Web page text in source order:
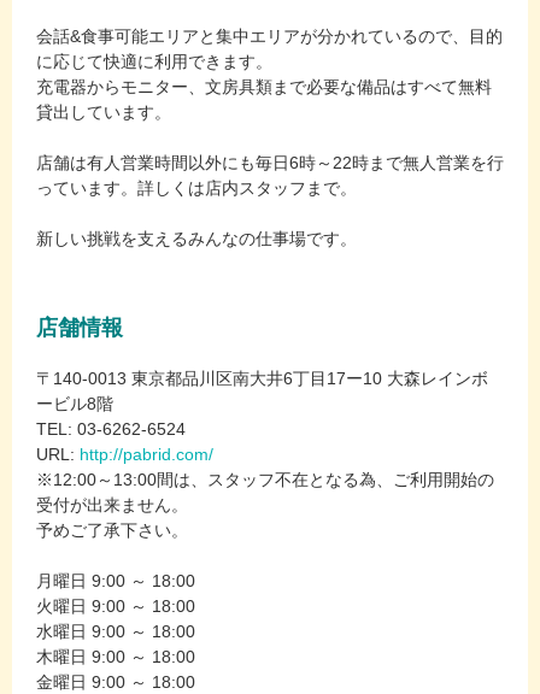
会話&食事可能エリアと集中エリアが分かれているので、目的
に応じて快適に利用できます。
充電器からモニター、文房具類まで必要な備品はすべて無料
貸出しています。
店舗は有人営業時間以外にも毎日6時～22時まで無人営業を行
っています。詳しくは店内スタッフまで。
新しい挑戦を支えるみんなの仕事場です。
店舗情報
〒140-0013 東京都品川区南大井6丁目17ー10 大森レインボ
ービル8階
TEL: 03-6262-6524
URL: http://pabrid.com/
※12:00～13:00間は、スタッフ不在となる為、ご利用開始の
受付が出来ません。
予めご了承下さい。
月曜日 9:00 ～ 18:00
火曜日 9:00 ～ 18:00
水曜日 9:00 ～ 18:00
木曜日 9:00 ～ 18:00
金曜日 9:00 ～ 18:00